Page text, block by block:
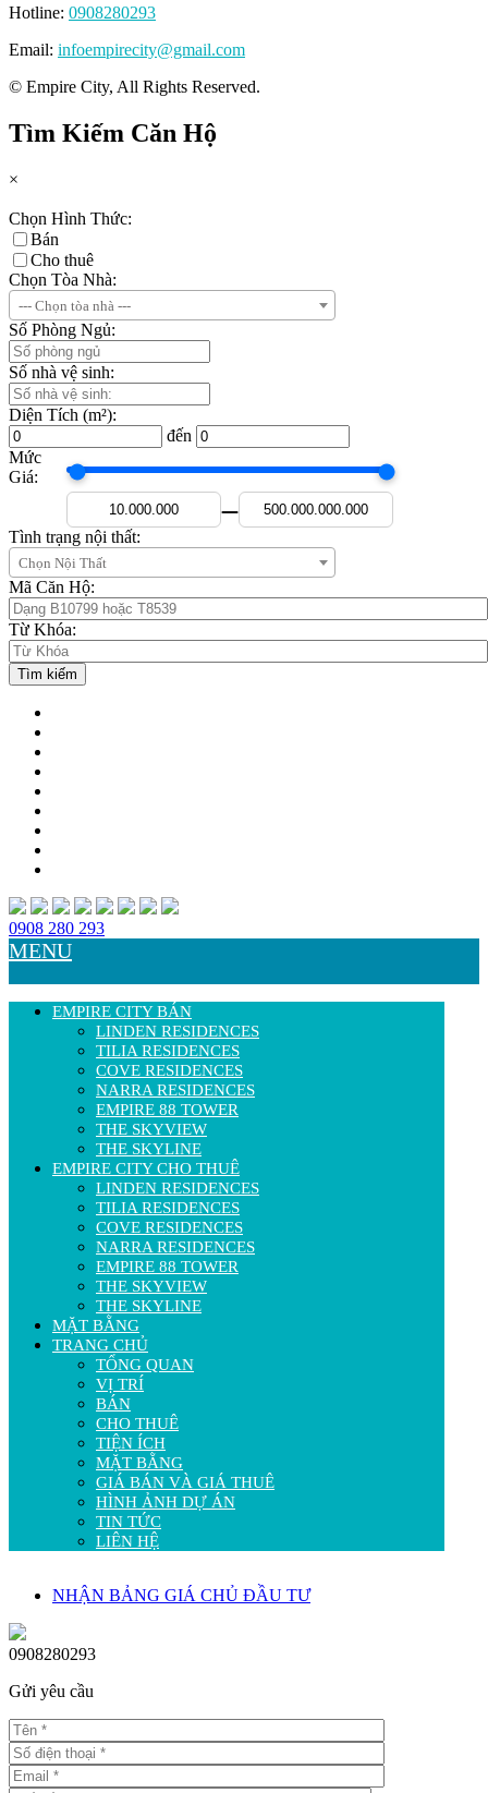
Hotline: 0908280293
Email: infoempirecity@gmail.com
© Empire City, All Rights Reserved.
Tìm Kiếm Căn Hộ
×
Chọn Hình Thức:
Bán
Cho thuê
Chọn Tòa Nhà:
--- Chọn tòa nhà ---
Số Phòng Ngủ:
Số nhà vệ sinh:
Diện Tích (m²):
đến
Mức
Giá:
—
Tình trạng nội thất:
Chọn Nội Thất
Mã Căn Hộ:
Từ Khóa:
0908 280 293
MENU
EMPIRE CITY BÁN
LINDEN RESIDENCES
TILIA RESIDENCES
COVE RESIDENCES
NARRA RESIDENCES
EMPIRE 88 TOWER
THE SKYVIEW
THE SKYLINE
EMPIRE CITY CHO THUÊ
LINDEN RESIDENCES
TILIA RESIDENCES
COVE RESIDENCES
NARRA RESIDENCES
EMPIRE 88 TOWER
THE SKYVIEW
THE SKYLINE
MẶT BẰNG
TRANG CHỦ
TỔNG QUAN
VỊ TRÍ
BÁN
CHO THUÊ
TIỆN ÍCH
MẶT BẰNG
GIÁ BÁN VÀ GIÁ THUÊ
HÌNH ẢNH DỰ ÁN
TIN TỨC
LIÊN HỆ
NHẬN BẢNG GIÁ CHỦ ĐẦU TƯ
0908280293
Gửi yêu cầu